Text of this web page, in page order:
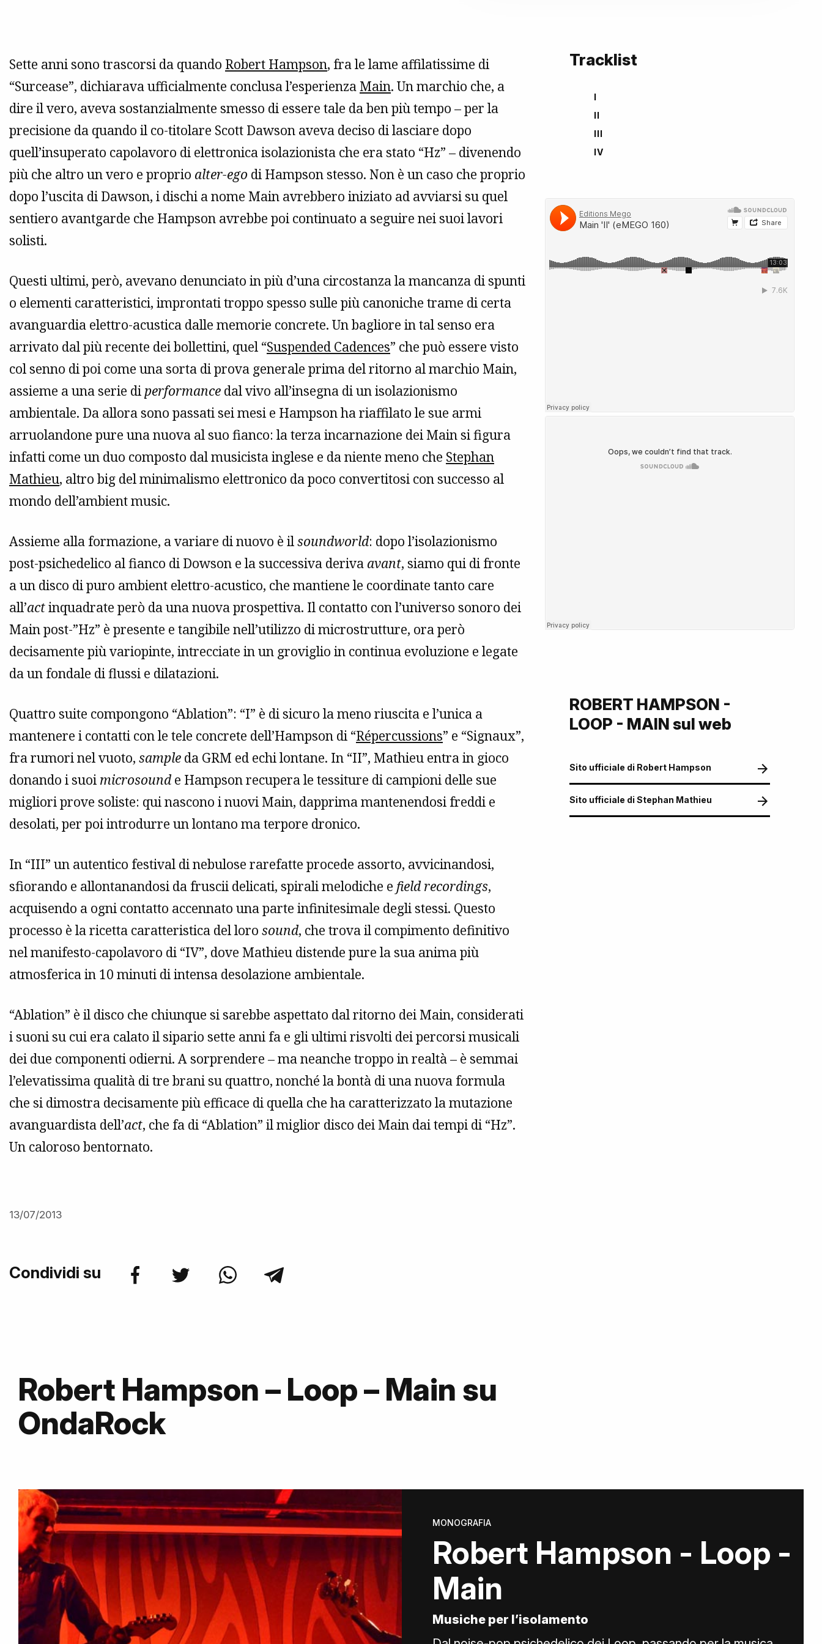
Sette anni sono trascorsi da quando Robert Hampson, fra le lame affilatissime di
“Surcease”, dichiarava ufficialmente conclusa l’esperienzaMain. Un marchio che, a
dire il vero, aveva sostanzialmente smesso di essere tale da ben più tempo – per la
precisione da quando il co-titolare Scott Dawson aveva deciso di lasciare dopo
quell’insuperato capolavoro di elettronica isolazionista che era stato “Hz” – divenendo
più che altro un vero e proprio alter-ego di Hampson stesso. Non è un caso che proprio
dopo l’uscita di Dawson, i dischi a nome Main avrebbero iniziato ad avviarsi su quel
sentiero avantgarde che Hampson avrebbe poi continuato a seguire nei suoi lavori
solisti.
Questi ultimi, però, avevano denunciato in più d’una circostanza la mancanza di spunti
o elementi caratteristici, improntati troppo spesso sulle più canoniche trame di certa
avanguardia elettro-acustica dalle memorie concrete. Un bagliore in tal senso era
arrivato dal più recente dei bollettini, quel “Suspended Cadences” che può essere visto
col senno di poi come una sorta di prova generale prima del ritorno al marchio Main,
assieme a una serie di performance dal vivo all’insegna di un isolazionismo
ambientale. Da allora sono passati sei mesi e Hampson ha riaffilato le sue armi
arruolandone pure una nuova al suo fianco: la terza incarnazione dei Main si figura
infatti come un duo composto dal musicista inglese e da niente meno che Stephan
Mathieu, altro big del minimalismo elettronico da poco convertitosi con successo al
mondo dell’ambient music.
Assieme alla formazione, a variare di nuovo è ilsoundworld: dopo l’isolazionismo
post-psichedelico al fianco di Dowson e la successiva deriva avant, siamo qui di fronte
a un disco di puro ambient elettro-acustico, che mantiene le coordinate tanto care
all’actinquadrate però da una nuova prospettiva. Il contatto con l’universo sonoro dei
Main post-”Hz” è presente e tangibile nell’utilizzo di microstrutture, ora però
decisamente più variopinte, intrecciate in un groviglio in continua evoluzione e legate
da un fondale di flussi e dilatazioni.
Quattro suite compongono “Ablation”: “I” è di sicuro la meno riuscita e l’unica a
mantenere i contatti con le tele concrete dell’Hampson di “Répercussions” e “Signaux”,
fra rumori nel vuoto, sample da GRM ed echi lontane. In “II”, Mathieu entra in gioco
donando i suoi microsounde Hampson recupera le tessiture di campioni delle sue
migliori prove soliste: qui nascono i nuovi Main, dapprima mantenendosi freddi e
desolati, per poi introdurre un lontano ma terpore dronico.
In “III” un autentico festival di nebulose rarefatte procede assorto, avvicinandosi,
sfiorando e allontanandosi da fruscii delicati, spirali melodiche e field recordings,
acquisendo a ogni contatto accennato una parte infinitesimale degli stessi. Questo
processo è la ricetta caratteristica del loro sound, che trova il compimento definitivo
nel manifesto-capolavoro di “IV”, dove Mathieu distende pure la sua anima più
atmosferica in 10 minuti di intensa desolazione ambientale.
“Ablation” è il disco che chiunque si sarebbe aspettato dal ritorno dei Main, considerati
i suoni su cui era calato il sipario sette anni fa e gli ultimi risvolti dei percorsi musicali
dei due componenti odierni. A sorprendere – ma neanche troppo in realtà – è semmai
l’elevatissima qualità di tre brani su quattro, nonché la bontà di una nuova formula
che si dimostra decisamente più efficace di quella che ha caratterizzato la mutazione
avanguardista dell’act, che fa di “Ablation” il miglior disco dei Main dai tempi di “Hz”.
Un caloroso bentornato.
13/07/2013
Condividi su
Tracklist
I
II
III
IV
ROBERT HAMPSON -
LOOP - MAIN sul web
Sito ufficiale di Robert Hampson
Sito ufficiale di Stephan Mathieu
Robert Hampson – Loop – Main su
OndaRock
MONOGRAFIA
Robert Hampson - Loop -
Main
Musiche per l’isolamento